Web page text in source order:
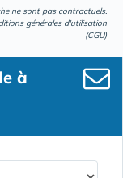
ne sont pas contractuels.
générales d'utilisation
(CGU)
à